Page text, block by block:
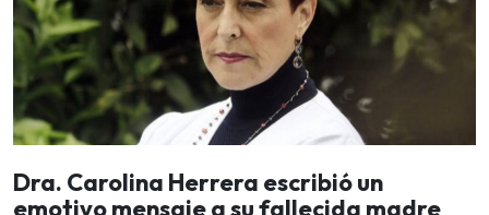
Dra. Carolina Herrera escribió un
emotivo mensaje a su fallecida madre